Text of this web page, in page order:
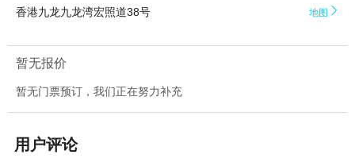
香港九龙九龙湾宏照道38号 地图 
暂无报价
暂无门票预订，我们正在努力补充
用户评论